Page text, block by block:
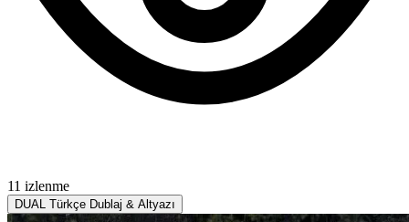
11 izlenme
DUAL Türkçe Dublaj & Altyazı